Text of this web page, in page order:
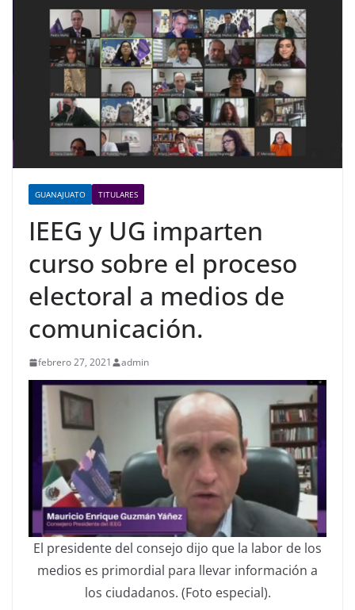
GUANAJUATO TITULARES
IEEG y UG imparten
curso sobre el proceso
electoral a medios de
comunicación.
febrero 27, 2021 admin
El presidente del consejo dijo que la labor de los
medios es primordial para llevar información a
los ciudadanos. (Foto especial).